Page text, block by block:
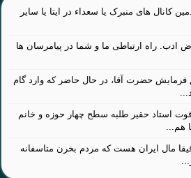
کانال های منبرک یا سعداء در ایتا یا سایر
راه ارتباطی ما و شما در پیامرسان ها
حضرت آقا، در حال حاضر که وارد گام
استاد حقیر طلبه سطح چهار حوزه و خانم
هم...
مال ایران هست که مردم بخرن متاسفانه